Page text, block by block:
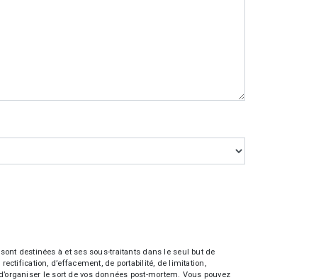
destinées à et ses sous-traitants dans le seul but de
d’effacement, de portabilité, de limitation,
le sort de vos données post-mortem. Vous pouvez